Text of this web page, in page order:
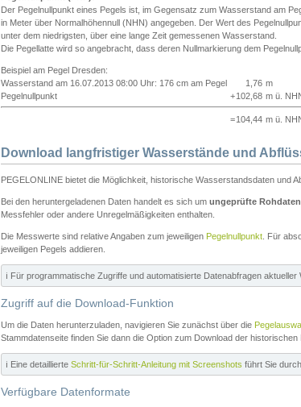
Der Pegelnullpunkt eines Pegels ist, im Gegensatz zum Wasserstand am
in Meter über Normalhöhennull (NHN) angegeben. Der Wert des
unter dem niedrigsten, über eine lange Zeit gemessenen Wasserstand.
Die Pegellatte wird so angebracht, dass deren Nullmarkierung dem
Beispiel am Pegel Dresden:
Wasserstand am 16.07.2013 08:00 Uhr: 176 cm am Pegel
1,76 m
Pegelnullpunkt
+102,68 m ü.
=104,44 m ü.
Download langfristiger Wasserstände und
PEGELONLINE bietet die Möglichkeit, historische Wasserstandsdaten und
Bei den heruntergeladenen Daten handelt es sich um ungeprüfte Rohdaten
Messfehler oder andere Unregelmäßigkeiten enthalten.
Die Messwerte sind relative Angaben zum jeweiligen Pegelnullpunkt . Für
jeweiligen Pegels addieren.
ℹ️ Für programmatische Zugriffe und automatisierte Datenabfragen aktueller
Zugriff auf die Download-Funktion
Um die Daten herunterzuladen, navigieren Sie zunächst über die
Stammdatenseite finden Sie dann die Option zum Download der
ℹ️ Eine detaillierte Schritt-für-Schritt-Anleitung mit Screenshots führt Sie
Verfügbare Datenformate